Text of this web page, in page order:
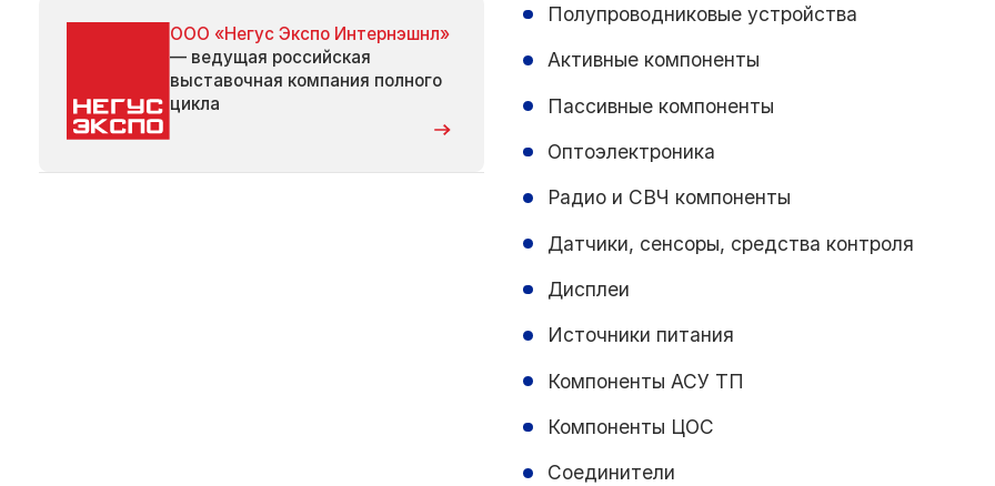
ООО «Негус Экспо Интернэшнл»
— ведущая российская
выставочная компания полного
цикла
Полупроводниковые устройства
Активные компоненты
Пассивные компоненты
Оптоэлектроника
Радио и СВЧ компоненты
Датчики, сенсоры, средства контроля
Дисплеи
Источники питания
Компоненты АСУ ТП
Компоненты ЦОС
Соединители